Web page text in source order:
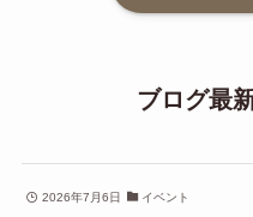
ブログ最
2026年7月6日 イベント